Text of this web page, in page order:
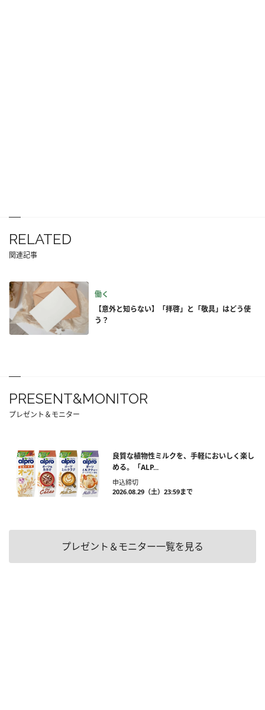
RELATED
関連記事
働く
【意外と知らない】「拝啓」と「敬具」はどう使
う？
PRESENT&MONITOR
プレゼント＆モニター
良質な植物性ミルクを、手軽においしく楽し
める。「ALP...
申込締切
2026.08.29（土）23:59まで
プレゼント＆モニター一覧を見る